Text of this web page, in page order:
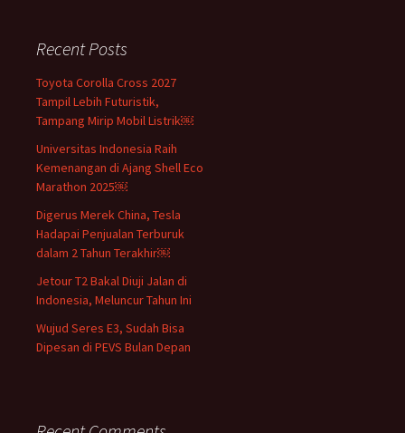
Recent Posts
Toyota Corolla Cross 2027
Tampil Lebih Futuristik,
Tampang Mirip Mobil Listrik￼
Universitas Indonesia Raih
Kemenangan di Ajang Shell Eco
Marathon 2025￼
Digerus Merek China, Tesla
Hadapai Penjualan Terburuk
dalam 2 Tahun Terakhir￼
Jetour T2 Bakal Diuji Jalan di
Indonesia, Meluncur Tahun Ini
Wujud Seres E3, Sudah Bisa
Dipesan di PEVS Bulan Depan